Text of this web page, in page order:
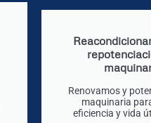
Renovamos y
maquinaria
eficiencia y vida